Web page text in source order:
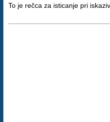
To je rečca za isticanje pri